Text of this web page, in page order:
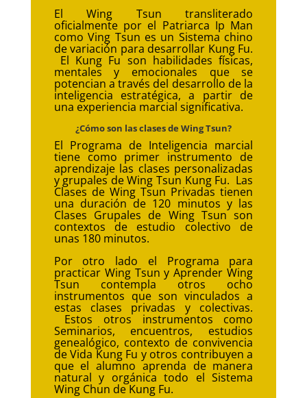
El Wing Tsun transliterado
oficialmente por el Patriarca Ip Man
como Ving Tsun es un Sistema chino
de variación para desarrollar Kung Fu.
El Kung Fu son habilidades físicas,
mentales y emocionales que se
potencian a través del desarrollo de la
inteligencia estratégica, a partir de
una experiencia marcial significativa.
¿Cómo son las clases de Wing Tsun?
El Programa de Inteligencia marcial
tiene como primer instrumento de
aprendizaje las clases personalizadas
y grupales de Wing Tsun Kung Fu. Las
Clases de Wing Tsun Privadas tienen
una duración de 120 minutos y las
Clases Grupales de Wing Tsun son
contextos de estudio colectivo de
unas 180 minutos.
Por otro lado el Programa para
practicar Wing Tsun y Aprender Wing
Tsun contempla otros ocho
instrumentos que son vinculados a
estas clases privadas y colectivas.
Estos otros instrumentos como
Seminarios, encuentros, estudios
genealógico, contexto de convivencia
de Vida Kung Fu y otros contribuyen a
que el alumno aprenda de manera
natural y orgánica todo el Sistema
Wing Chun de Kung Fu.